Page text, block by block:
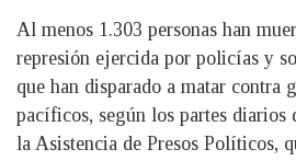
Al menos 1.303 personas han
represión ejercida por policías y
que han disparado a matar contra
pacíficos, según los partes diarios
la Asistencia de Presos Políticos,